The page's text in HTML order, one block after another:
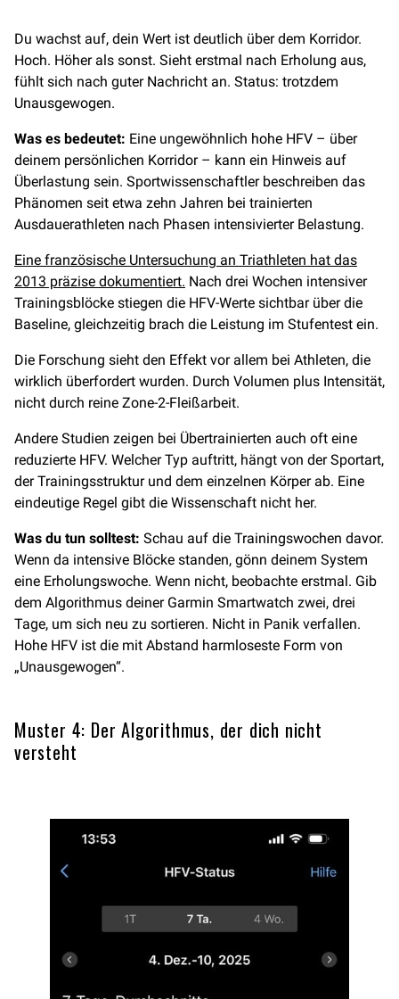
Du wachst auf, dein Wert ist deutlich über dem Korridor.
Hoch. Höher als sonst. Sieht erstmal nach Erholung aus,
fühlt sich nach guter Nachricht an. Status: trotzdem
Unausgewogen.
Was es bedeutet: Eine ungewöhnlich hohe HFV – über
deinem persönlichen Korridor – kann ein Hinweis auf
Überlastung sein. Sportwissenschaftler beschreiben das
Phänomen seit etwa zehn Jahren bei trainierten
Ausdauerathleten nach Phasen intensivierter Belastung.
Eine französische Untersuchung an Triathleten hat das
2013 präzise dokumentiert. Nach drei Wochen intensiver
Trainingsblöcke stiegen die HFV-Werte sichtbar über die
Baseline, gleichzeitig brach die Leistung im Stufentest ein.
Die Forschung sieht den Effekt vor allem bei Athleten, die
wirklich überfordert wurden. Durch Volumen plus Intensität,
nicht durch reine Zone-2-Fleißarbeit.
Andere Studien zeigen bei Übertrainierten auch oft eine
reduzierte HFV. Welcher Typ auftritt, hängt von der Sportart,
der Trainingsstruktur und dem einzelnen Körper ab. Eine
eindeutige Regel gibt die Wissenschaft nicht her.
Was du tun solltest: Schau auf die Trainingswochen davor.
Wenn da intensive Blöcke standen, gönn deinem System
eine Erholungswoche. Wenn nicht, beobachte erstmal. Gib
dem Algorithmus deiner Garmin Smartwatch zwei, drei
Tage, um sich neu zu sortieren. Nicht in Panik verfallen.
Hohe HFV ist die mit Abstand harmloseste Form von
„Unausgewogen“.
Muster 4: Der Algorithmus, der dich nicht
versteht